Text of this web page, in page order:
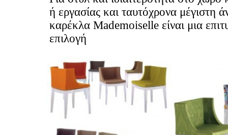
ή εργασίας και ταυτόχρονα μέγιστη
καρέκλα Mademoiselle είναι μια
επιλογή